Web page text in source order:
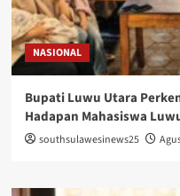
NASIONAL
Bupati Luwu Utara
Hadapan Mahasiswa
southsulawesinews25